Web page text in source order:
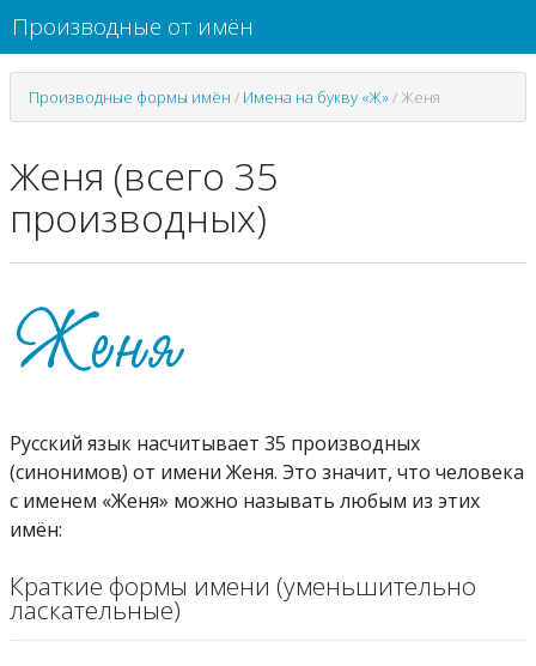
Производные от имён
Производные формы имён / Имена на букву «Ж»/ Женя
Женя (всего 35
производных)
Русский язык насчитывает 35 производных
(синонимов) от имени Женя. Это значит, что человека
с именем «Женя» можно называть любым из этих
имён:
Краткие формы имени (уменьшительно
ласкательные)